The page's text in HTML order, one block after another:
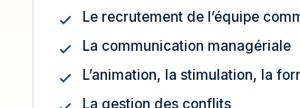
Le recrutement de l’équipe
La communication managériale
L’animation, la stimulation, la
La gestion des conflits